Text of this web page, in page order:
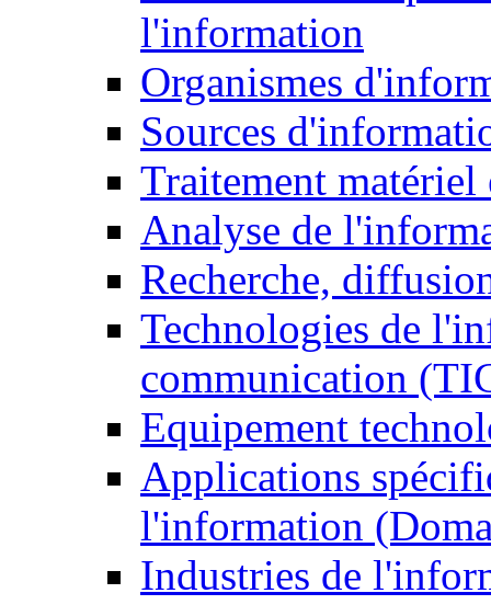
l'information
Organismes
Sources
Traitement matériel
Analyse de
Recherche,
Technologies de
communication
Equipement
Applications
l'information
Industries de